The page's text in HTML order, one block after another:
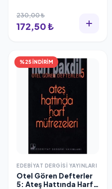
230,00 ₺
172,50 ₺
%25 İNDİRİM
EDEBIYAT DERGISI YAYINLARI
Otel Gören Defterler
5: Ateş Hattında Harf